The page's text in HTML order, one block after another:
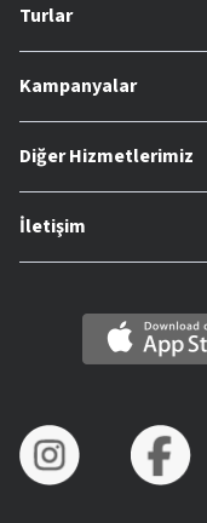
Turlar
Kampanyalar
Diğer Hizmetlerimiz
İletişim